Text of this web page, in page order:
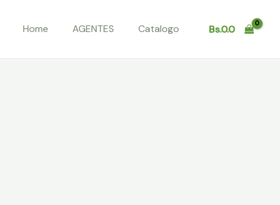
Home AGENTES Catalogo Bs.0.0